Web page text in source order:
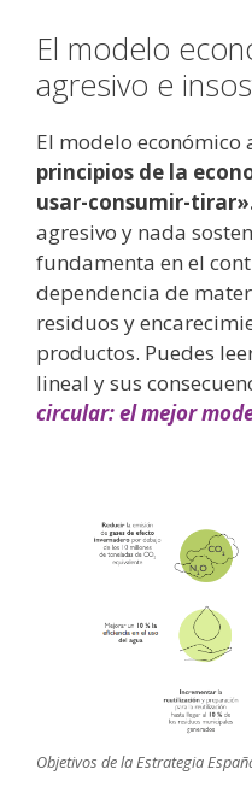
El modelo
agresivo e
El modelo económico
principios de la
usar-consumir-
agresivo y nada
fundamenta en el
dependencia de
residuos y
productos. Puedes
lineal y sus
circular: el mejor
Objetivos de la Estrategia